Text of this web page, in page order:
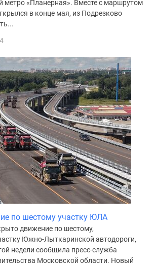
метро «Планерная». Вместе с маршрутом
в конце мая, из Подрезково
по шестому участку ЮЛА
движение по шестому,
Южно-Лыткаринской автодороги,
недели сообщила пресс-служба
Московской области. Новый